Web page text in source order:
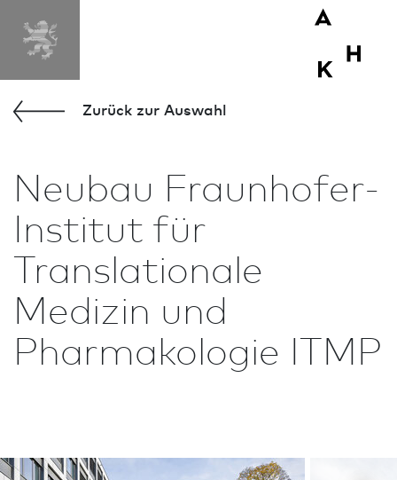
MENÜ
Zurück zur Aus­wahl
Neu­bau Fraunhofer-
Institut für
Translationale
Medizin und
Pharmakologie ITMP